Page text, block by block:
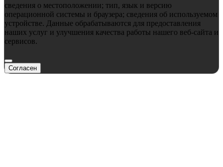
сведения о местоположении; тип, язык и версию
операционной системы и браузера; сведения об используемом
устройстве. Данные обрабатываются для предоставления
наших услуг и улучшения качества работы нашего веб-сайта и
сервисов.
Согласен